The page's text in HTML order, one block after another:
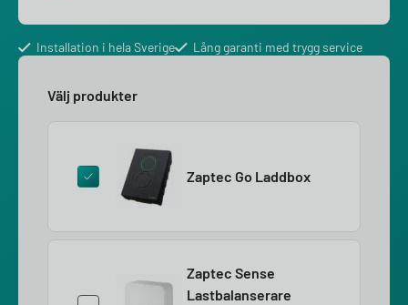
Installation i hela Sverige Lång garanti med trygg service
Välj produkter
Zaptec Go Laddbox
Zaptec Sense
Lastbalanserare